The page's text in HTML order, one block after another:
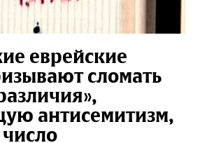
еврейские
сломать
антисемитизм,